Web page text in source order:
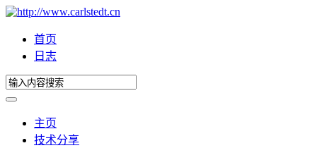
首页
日志
主页
技术分享